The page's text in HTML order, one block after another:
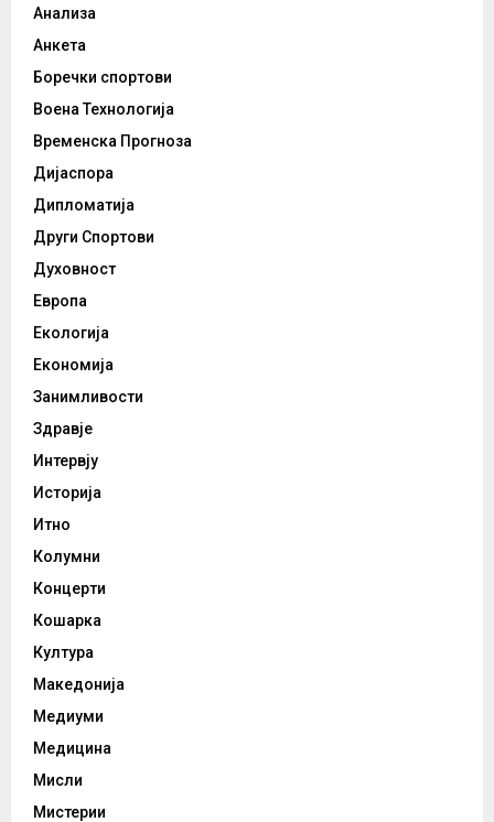
Анализа
Анкета
Боречки спортови
Воена Технологија
Временска Прогноза
Дијаспора
Дипломатија
Други Спортови
Духовност
Европа
Екологија
Економија
Занимливости
Здравје
Интервју
Историја
Итно
Колумни
Концерти
Кошарка
Култура
Македонија
Медиуми
Медицина
Мисли
Мистерии